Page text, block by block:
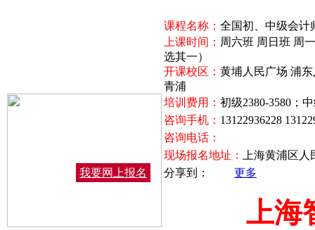
课程名称： 全国初、中级会计
上课时间： 周六班 周日班 周
选其一）
开课校区： 黄埔人民广场 浦
青浦
培训费用： 初级2380-3580；
咨询手机： 13122936228
咨询电话：
现场报名地址：
上海黄浦区
我要网上报名
分享到： 更多
上海